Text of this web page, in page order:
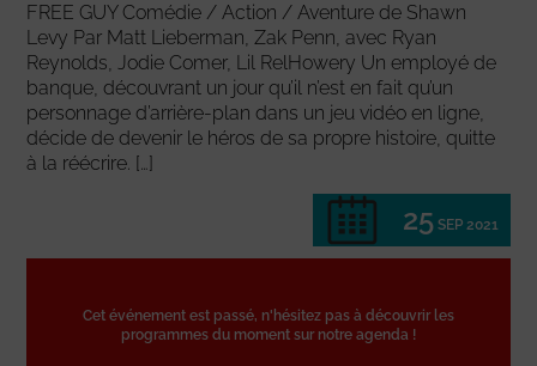
FREE GUY Comédie / Action / Aventure de Shawn
Levy Par Matt Lieberman, Zak Penn, avec Ryan
Reynolds, Jodie Comer, Lil RelHowery Un employé de
banque, découvrant un jour qu’il n’est en fait qu’un
personnage d’arrière-plan dans un jeu vidéo en ligne,
décide de devenir le héros de sa propre histoire, quitte
à la réécrire. […]
25 SEP 2021
Cet événement est passé, n'hésitez pas à découvrir les
programmes du moment sur notre agenda !